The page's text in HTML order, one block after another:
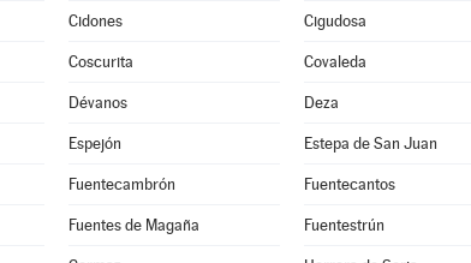
Cidones Cigudosa
Coscurita Covaleda
Dévanos Deza
Espejón Estepa de San Juan
Fuentecambrón Fuentecantos
Fuentes de Magaña Fuentestrún